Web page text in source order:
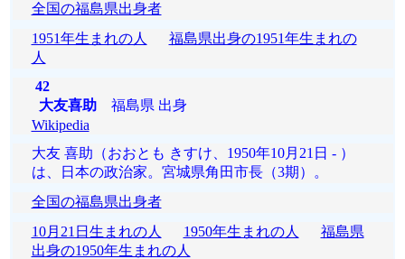
全国の福島県出身者
1951年生まれの人
福島県出身の1951年生まれの
人
42
大友喜助福島県 出身
Wikipedia
大友 喜助（おおとも きすけ、1950年10月21日 - ）
は、日本の政治家。宮城県角田市長（3期）。
全国の福島県出身者
10月21日生まれの人
1950年生まれの人
福島県
出身の1950年生まれの人